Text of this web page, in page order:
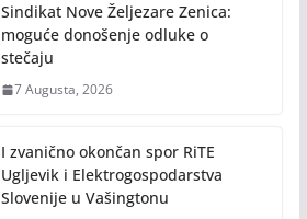
Sindikat Nove Željezare Zenica:
moguće donošenje odluke o
stečaju
7 Augusta, 2026
I zvanično okončan spor RiTE
Ugljevik i Elektrogospodarstva
Slovenije u Vašingtonu